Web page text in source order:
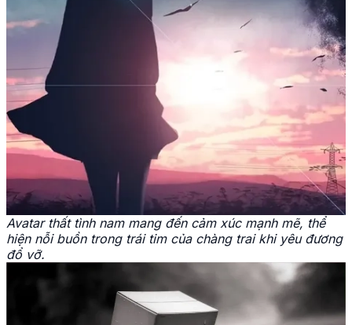
Avatar thất tình nam mang đến cảm xúc mạnh mẽ, thể
hiện nỗi buồn trong trái tim của chàng trai khi yêu đương
đổ vỡ.